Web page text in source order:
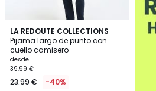
LA REDOUTE COLLECTIONS
Pijama largo de punto con
cuello camisero
desde
39.99 €
23.99 € -40%
4,3
/ 5
2
Colores